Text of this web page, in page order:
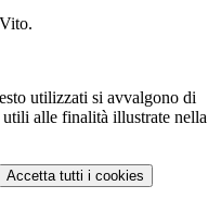
utilizzati si avvalgono di
alle finalità illustrate nella
Accetta tutti i cookies